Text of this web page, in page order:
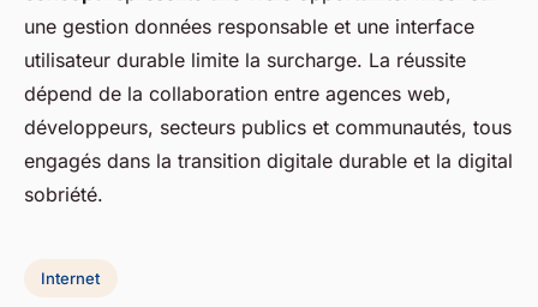
une gestion données responsable et une interface
utilisateur durable limite la surcharge. La réussite
dépend de la collaboration entre agences web,
développeurs, secteurs publics et communautés, tous
engagés dans la transition digitale durable et la digital
sobriété.
Internet